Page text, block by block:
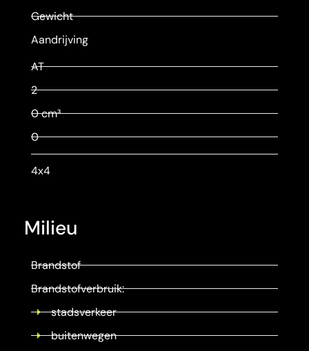
Gewicht
Aandrijving
AT
2
0 cm³
0
4x4
Milieu
Brandstof
Brandstofverbruik:
stadsverkeer
buitenwegen